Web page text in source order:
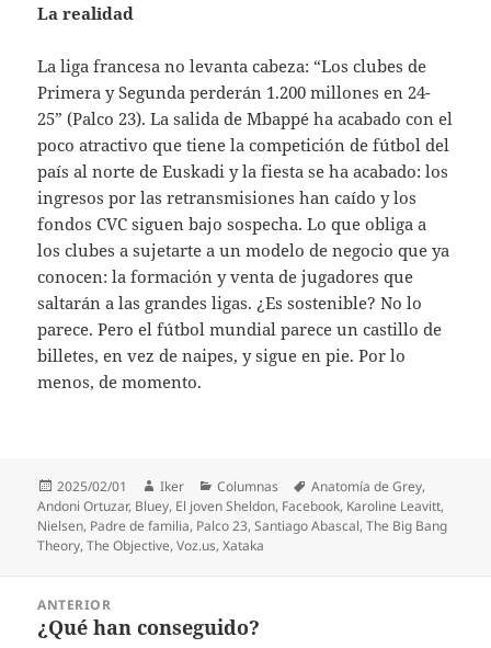
La realidad
La liga francesa no levanta cabeza: “Los clubes de
Primera y Segunda perderán 1.200 millones en 24-
25” (Palco 23). La salida de Mbappé ha acabado con el
poco atractivo que tiene la competición de fútbol del
país al norte de Euskadi y la fiesta se ha acabado: los
ingresos por las retransmisiones han caído y los
fondos CVC siguen bajo sospecha. Lo que obliga a
los clubes a sujetarte a un modelo de negocio que ya
conocen: la formación y venta de jugadores que
saltarán a las grandes ligas. ¿Es sostenible? No lo
parece. Pero el fútbol mundial parece un castillo de
billetes, en vez de naipes, y sigue en pie. Por lo
menos, de momento.
Publicado
el
2025/02/01 Autor
Iker Categorías
Columnas Etiquetas
Anatomía de Grey,
Andoni Ortuzar, Bluey, El joven Sheldon, Facebook, Karoline Leavitt,
Nielsen, Padre de familia, Palco 23,Santiago Abascal,The Big Bang
Theory,The Objective,Voz.us,Xataka
entradas
ANTERIOR
Entrada
¿Qué han conseguido?